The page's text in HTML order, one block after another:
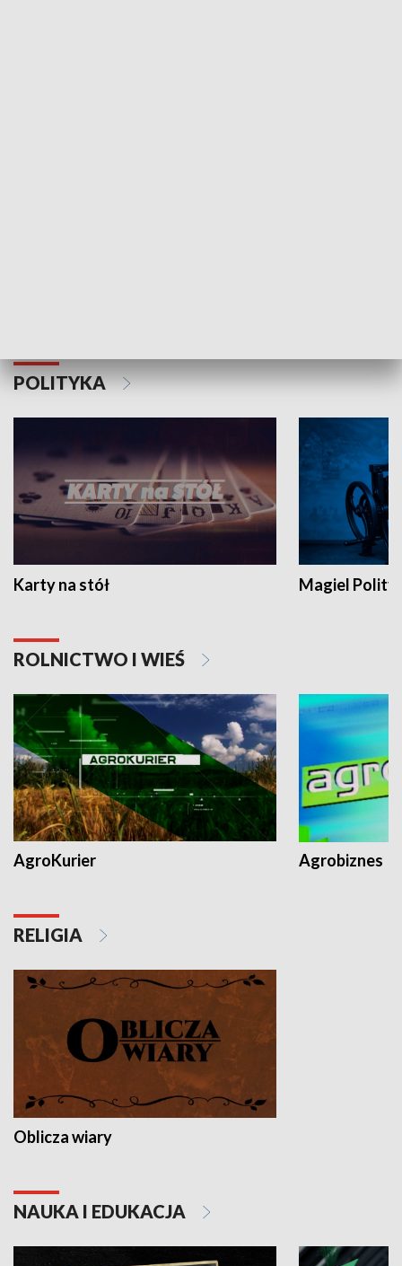
POLITYKA
Karty na stół Magiel
ROLNICTWO I WIEŚ
AgroKurier Agrobiznes
RELIGIA
Oblicza wiary
NAUKA I EDUKACJA